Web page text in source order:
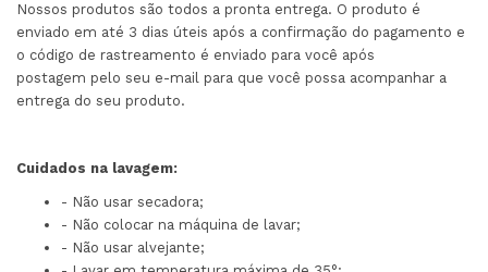
Nossos produtos são todos a pronta entrega. O produto é
enviado em até 3 dias úteis após a confirmação do pagamento e
o código de rastreamento é enviado para você após
postagem pelo seu e-mail para que você possa acompanhar a
entrega do seu produto.
Cuidados na lavagem:
- Não usar secadora;
- Não colocar na máquina de lavar;
- Não usar alvejante;